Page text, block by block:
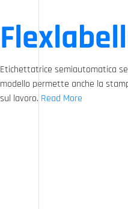
Etichettatrice semiautomatica
modello permette anche la
sul lavoro. Read More